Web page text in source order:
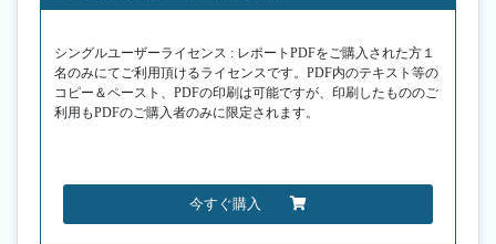
シングルユーザーライセンス : レポートPDFをご購入された方１
名のみにてご利用頂けるライセンスです。PDF内のテキスト等の
コピー＆ペースト、PDFの印刷は可能ですが、印刷したもののご
利用もPDFのご購入者のみに限定されます。
今すぐ購入